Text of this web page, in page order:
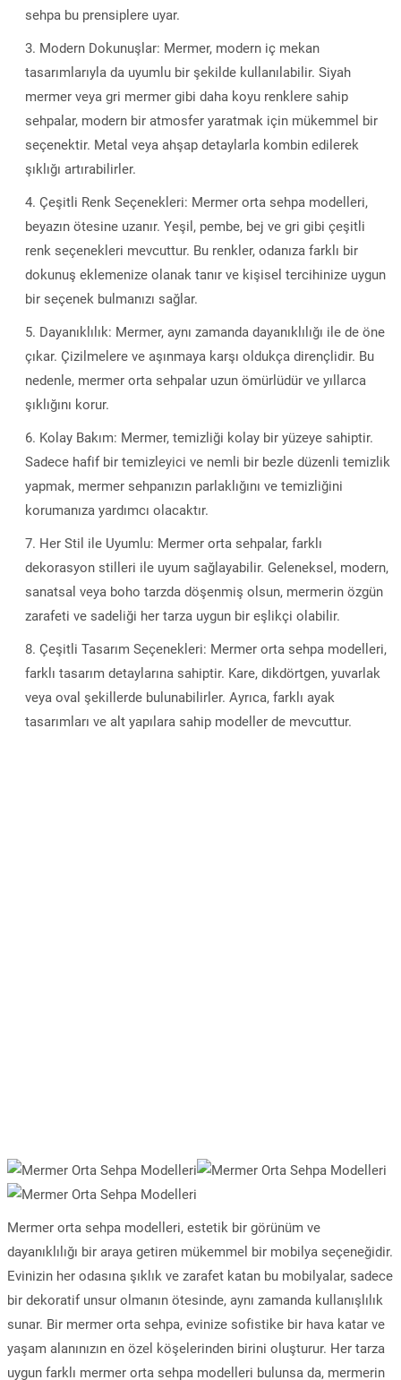
sehpa bu prensiplere uyar.
Modern Dokunuşlar: Mermer, modern iç mekan
tasarımlarıyla da uyumlu bir şekilde kullanılabilir. Siyah
mermer veya gri mermer gibi daha koyu renklere sahip
sehpalar, modern bir atmosfer yaratmak için mükemmel bir
seçenektir. Metal veya ahşap detaylarla kombin edilerek
şıklığı artırabilirler.
Çeşitli Renk Seçenekleri: Mermer orta sehpa modelleri,
beyazın ötesine uzanır. Yeşil, pembe, bej ve gri gibi çeşitli
renk seçenekleri mevcuttur. Bu renkler, odanıza farklı bir
dokunuş eklemenize olanak tanır ve kişisel tercihinize uygun
bir seçenek bulmanızı sağlar.
Dayanıklılık: Mermer, aynı zamanda dayanıklılığı ile de öne
çıkar. Çizilmelere ve aşınmaya karşı oldukça dirençlidir. Bu
nedenle, mermer orta sehpalar uzun ömürlüdür ve yıllarca
şıklığını korur.
Kolay Bakım: Mermer, temizliği kolay bir yüzeye sahiptir.
Sadece hafif bir temizleyici ve nemli bir bezle düzenli temizlik
yapmak, mermer sehpanızın parlaklığını ve temizliğini
korumanıza yardımcı olacaktır.
Her Stil ile Uyumlu: Mermer orta sehpalar, farklı
dekorasyon stilleri ile uyum sağlayabilir. Geleneksel, modern,
sanatsal veya boho tarzda döşenmiş olsun, mermerin özgün
zarafeti ve sadeliği her tarza uygun bir eşlikçi olabilir.
Çeşitli Tasarım Seçenekleri: Mermer orta sehpa modelleri,
farklı tasarım detaylarına sahiptir. Kare, dikdörtgen, yuvarlak
veya oval şekillerde bulunabilirler. Ayrıca, farklı ayak
tasarımları ve alt yapılara sahip modeller de mevcuttur.
Mermer orta sehpa modelleri, estetik bir görünüm ve
dayanıklılığı bir araya getiren mükemmel bir mobilya seçeneğidir.
Evinizin her odasına şıklık ve zarafet katan bu mobilyalar, sadece
bir dekoratif unsur olmanın ötesinde, aynı zamanda kullanışlılık
sunar. Bir mermer orta sehpa, evinize sofistike bir hava katar ve
yaşam alanınızın en özel köşelerinden birini oluşturur. Her tarza
uygun farklı mermer orta sehpa modelleri bulunsa da, mermerin